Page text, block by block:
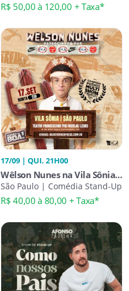
R$ 50,00 à 120,00 + Taxa*
17/09 | QUI. 21H00
Wêlson Nunes na Vila Sônia |
Comédia da Boa
São Paulo | Comédia Stand-Up
R$ 40,00 à 80,00 + Taxa*